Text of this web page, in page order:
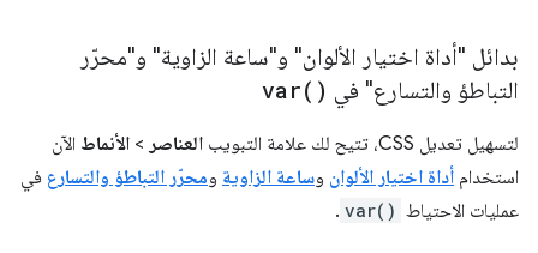
بدائل "أداة اختيار الألوان" و"ساعة الزاوية" و"محرّر
التباطؤ والتسارع" في
var( )
لتسهيل تعديل CSS، تتيح لك علامة التبويب العناصر > الأنماط الآن
استخدام أداة اختيار الألوان وساعة الزاوية ومحرّر التباطؤ والتسارع في
عمليات الاحتياط var()
.